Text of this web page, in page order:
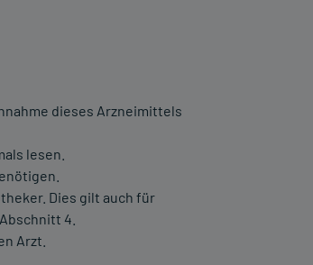
dieses Arzneimittels
lesen.
Dies gilt auch für
4.
Arzt.